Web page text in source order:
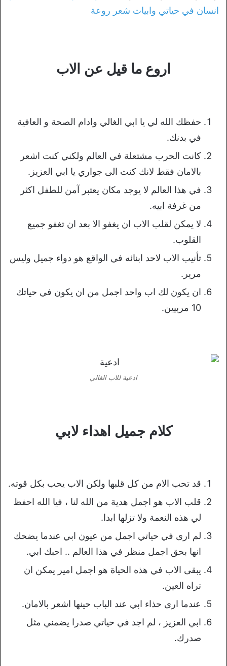
انسان في حياتي وابيات شعر روعة
اروع ما قيل عن الاب
حفظك الله لي يا ابي الغالي وادام الصحة و العافية
في بدنك.
كانت الحرب مشتعلة في العالم ولكني كنت اشعر
بالامان فقط لانك كنت الى جواري يا ابي العزيز.
في هذا العالم لا يوجد مكان يعتبر آمن للطفل اكثر
من غرفة ابيه.
لا يمكن لقلب الاب ان يغفو الا بعد ان تغفو جميع
القلوب.
تأنيب الاب لاحد ابنائه في الواقع هو دواء جميل وليس
مرير.
ان يكون لك اب واحد اجمل من ان يكون في حياتك
10 مربيين.
ادعية للاب الغالي
كلام جميل اهداء لابي
قد تحب الام من كل قلبها ولكن الاب يحب بكل قوته.
قلب الاب هو اجمل هدية من الله لنا ، فيا الله احفظ
لي هذه النعمة ولا تزلها ابدا.
لم ارى في حياتي اجمل من عيون ابي عندما يضحك
انها بحق اجمل منظر في هذا العالم .. احبك ابي.
يبقى الاب في هذه الحياة هو اجمل امير يمكن ان
تراه العين.
عندما ارى حذاء ابي عند الباب حينها اشعر بالامان.
ابي العزيز ، لم اجد في حياتي صدرا يضمني مثل
صدرك.